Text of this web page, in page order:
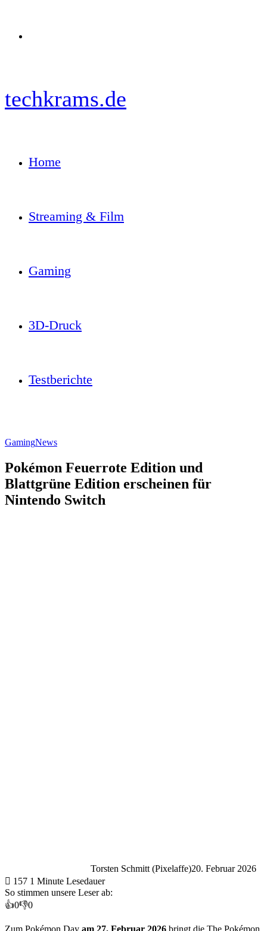
techkrams.de
Home
Streaming & Film
Gaming
3D-Druck
Testberichte
GamingNews
Pokémon Feuerrote Edition und
Blattgrüne Edition erscheinen für
Nintendo Switch
Torsten Schmitt (Pixelaffe)20. Februar 2026
157 1 Minute Lesedauer
So stimmen unsere Leser ab:
👍0👎0
Zum Pokémon Day am 27. Februar 2026 bringt die The Pokémon